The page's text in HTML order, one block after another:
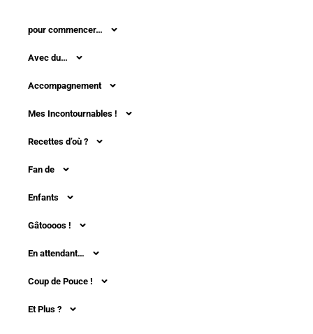
pour commencer…
Avec du…
Accompagnement
Mes Incontournables !
Recettes d’où ?
Fan de
Enfants
Gâtoooos !
En attendant…
Coup de Pouce !
Et Plus ?